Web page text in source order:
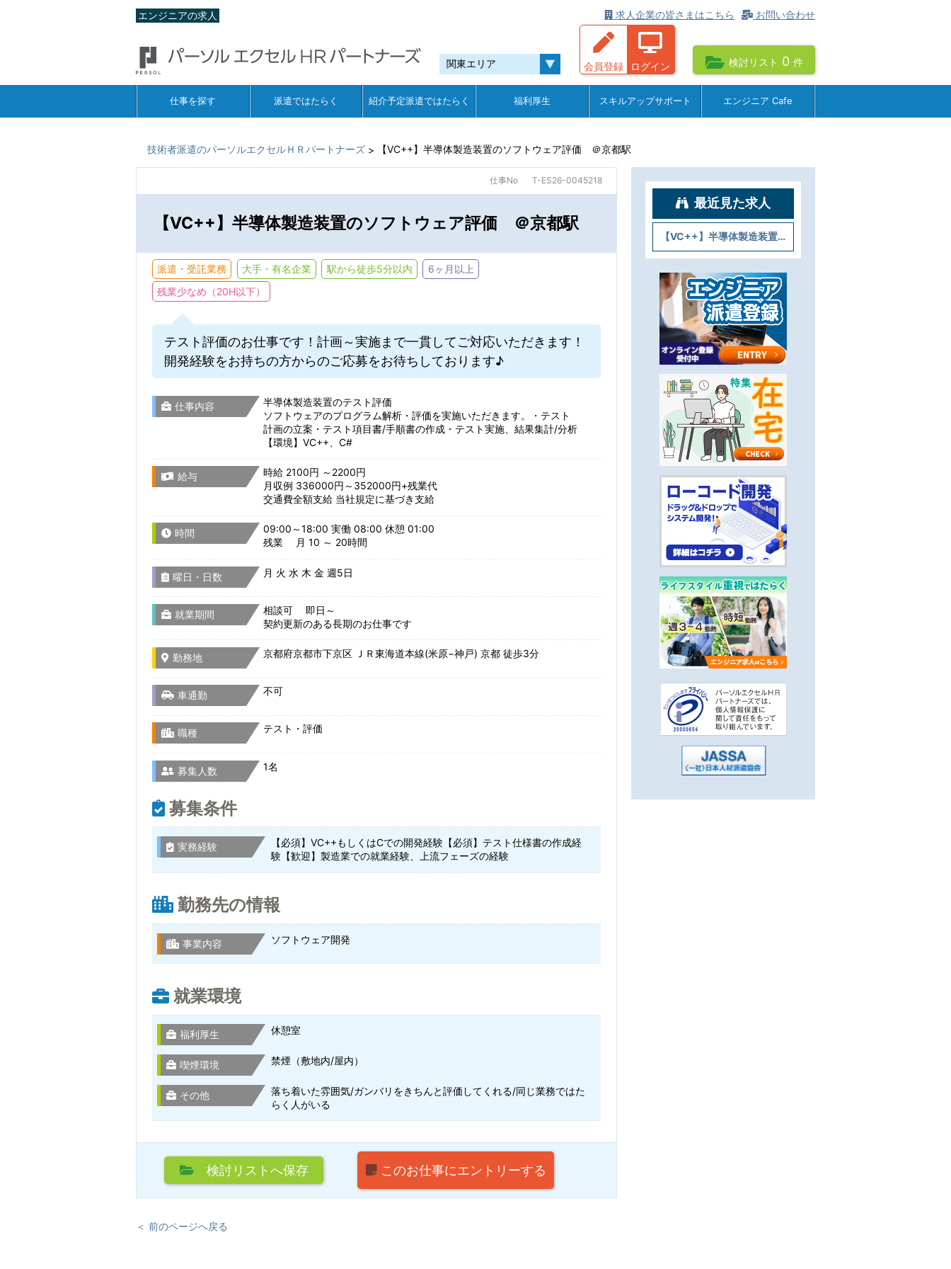
エンジニアの求人 お問い合わせ
求人企業の皆さまはこちら
会員登録 ログイン 検討リスト 0 件
仕事を探す 派遣ではたらく 紹介予定派遣ではたらく 福利厚生 スキルアップサポート エンジニア Cafe
技術者派遣のパーソルエクセルＨＲパートナーズ > 【VC++】半導体製造装置のソフトウェア評価 ＠京都駅
仕事No T-ES26-0045218
【VC++】半導体製造装置のソフトウェア評価 ＠京都駅
派遣・受託業務 大手・有名企業 駅から徒歩5分以内
6ヶ月以上
残業少なめ（20H以下）
テスト評価のお仕事です！計画～実施まで一貫してご対応いただきます！
開発経験をお持ちの方からのご応募をお待ちしております♪
仕事内容
半導体製造装置のテスト評価
ソフトウェアのプログラム解析・評価を実施いただきます。・テスト
計画の立案・テスト項目書/手順書の作成・テスト実施、結果集計/分析
【環境】VC++、C#
給与
時給 2100円 ～2200円
月収例 336000円～352000円+残業代
交通費全額支給 当社規定に基づき支給
時間
09:00～18:00 実働 08:00 休憩 01:00
残業 月 10 ～ 20時間
曜日・日数 月 火 水 木 金 週5日
就業期間
相談可 即日～
契約更新のある長期のお仕事です
勤務地 京都府京都市下京区 ＪＲ東海道本線(米原−神戸) 京都 徒歩3分
車通勤 不可
職種 テスト・評価
募集人数 1名
募集条件
実務経験
【必須】VC++もしくはCでの開発経験【必須】テスト仕様書の作成経
験【歓迎】製造業での就業経験、上流フェーズの経験
勤務先の情報
事業内容 ソフトウェア開発
就業環境
福利厚生 休憩室
喫煙環境 禁煙（敷地内/屋内）
その他
落ち着いた雰囲気/ガンバリをきちんと評価してくれる/同じ業務ではた
らく人がいる
検討リストへ保存 このお仕事にエントリーする
最近見た求人
【VC++】半導体製造装置のソフトウェア評価 ＠京都駅
＜ 前のページへ戻る